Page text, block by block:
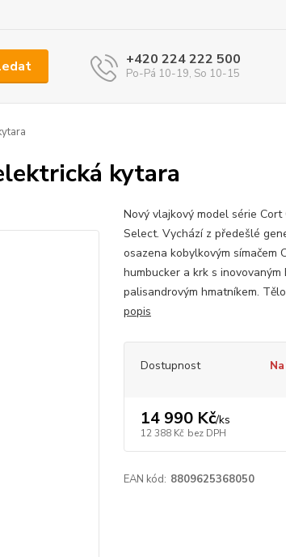
+420 224 222 500
Po-Pá 10-19, So 10-15
kytara
Nový vlajkový model série
Select. Vychází z předešlé
osazena kobylkovým
humbucker a krk s
palisandrovým hmatníkem.
popis
Dostupnost
14 990 Kč/ks
12 388 Kč bez DPH
EAN kód: 8809625368050